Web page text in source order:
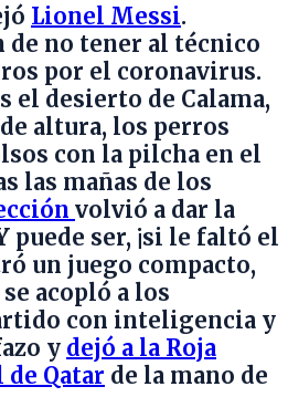
Lionel Messi.
de no tener al técnico
por el coronavirus.
el desierto de Calama,
altura, los perros
con la pilcha en el
las mañas de los
volvió a dar la
puede ser, ¡si le faltó el
un juego compacto,
acopló a los
con inteligencia y
y dejó a la Roja
Qatar de la mano de